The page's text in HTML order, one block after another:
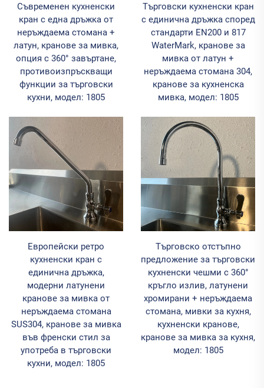
Съвременен кухненски
кран с една дръжка от
неръждаема стомана +
латун, кранове за мивка,
опция с 360° завъртане,
противоизпръскващи
функции за търговски
кухни, модел: 1805
Търговски кухненски кран
с единична дръжка според
стандарти EN200 и 817
WaterMark, кранове за
мивка от латун +
неръждаема стомана 304,
кранове за кухненска
мивка, модел: 1805
Европейски ретро
кухненски кран с
единична дръжка,
модерни латунени
кранове за мивка от
неръждаема стомана
SUS304, кранове за мивка
във френски стил за
употреба в търговски
кухни, модел: 1805
Търговско отстъпно
предложение за търговски
кухненски чешми с 360°
кръгло излив, латунени
хромирани + неръждаема
стомана, мивки за кухня,
кухненски кранове,
кранове за мивка за кухня,
модел: 1805